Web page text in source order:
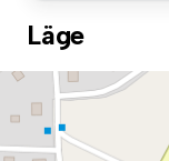
Läge